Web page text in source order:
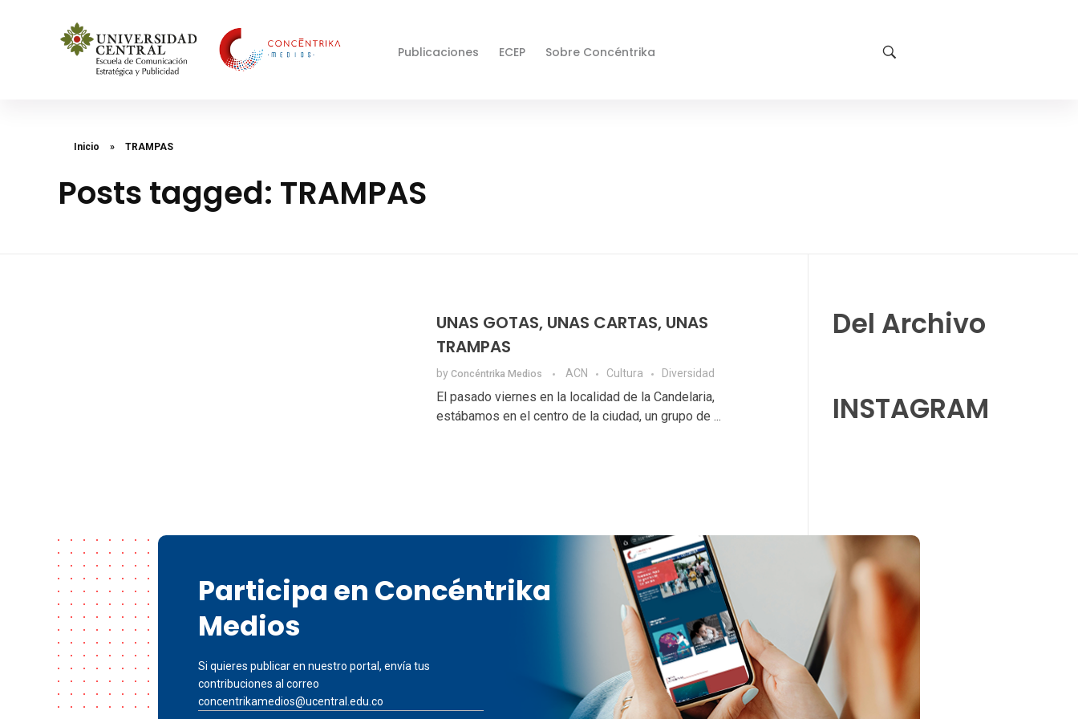
Publicaciones ECEP Sobre Concéntrika
Inicio » TRAMPAS
Posts tagged: TRAMPAS
UNAS GOTAS, UNAS CARTAS, UNAS
TRAMPAS
by Concéntrika Medios ACN Cultura Diversidad
El pasado viernes en la localidad de la Candelaria,
estábamos en el centro de la ciudad, un grupo de ...
Del Archivo
INSTAGRAM
Participa en Concéntrika
Medios
Si quieres publicar en nuestro portal, envía tus
contribuciones al correo
concentrikamedios@ucentral.edu.co